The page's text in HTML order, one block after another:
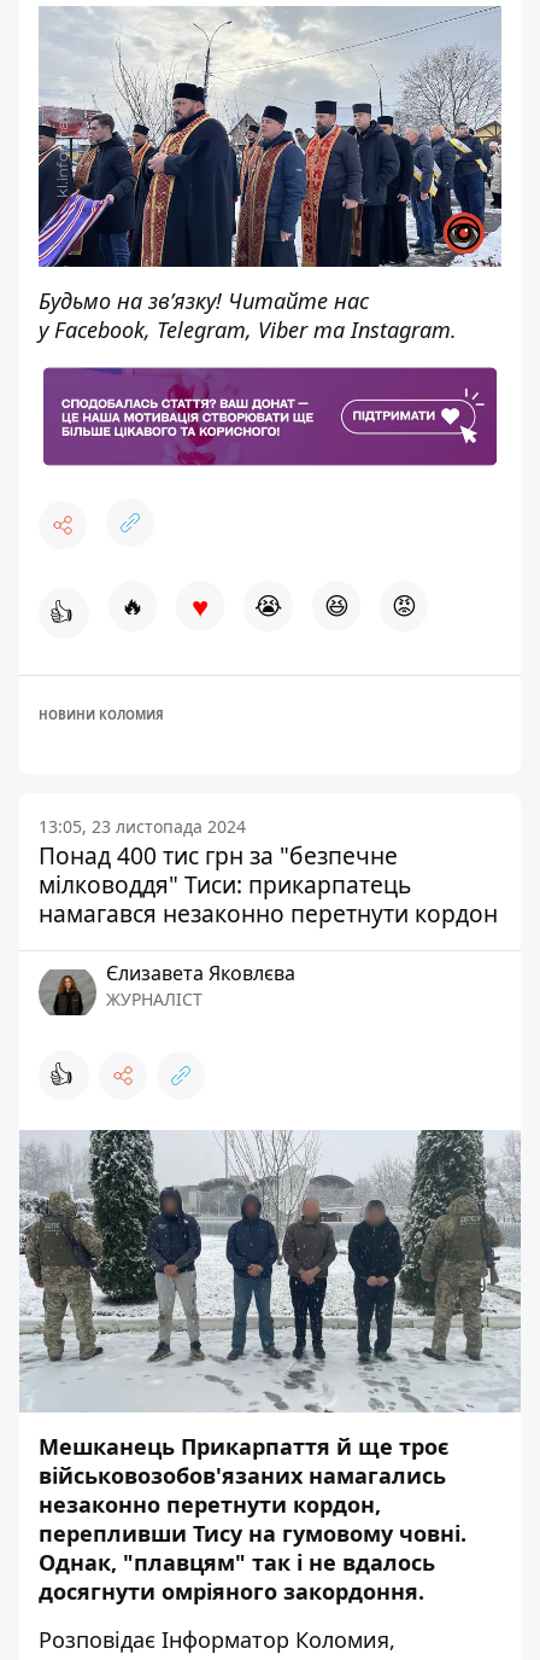
Будьмо на зв’язку! Читайте нас
уFacebook, Telegram, ViberтаInstagram.
👍 🔥 ♥ 😭 😆 😡
НОВИНИ КОЛОМИЯ
13:05, 23 листопада 2024
Понад 400 тис грн за "безпечне
мілководдя" Тиси: прикарпатець
намагався незаконно перетнути кордон
Єлизавета Яковлєва
ЖУРНАЛІСТ
👍
Мешканець Прикарпаття й ще троє
військовозобов'язаних намагались
незаконно перетнути кордон,
перепливши Тису на гумовому човні.
Однак, "плавцям" так і не вдалось
досягнути омріяного закордоння.
Розповідає Інформатор Коломия,